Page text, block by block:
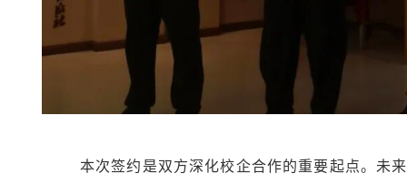
本次签约是双方深化校企合作的重要起点。未